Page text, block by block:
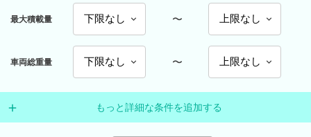
最大積載量 〜
車両総重量 〜
もっと詳細な条件を追加する